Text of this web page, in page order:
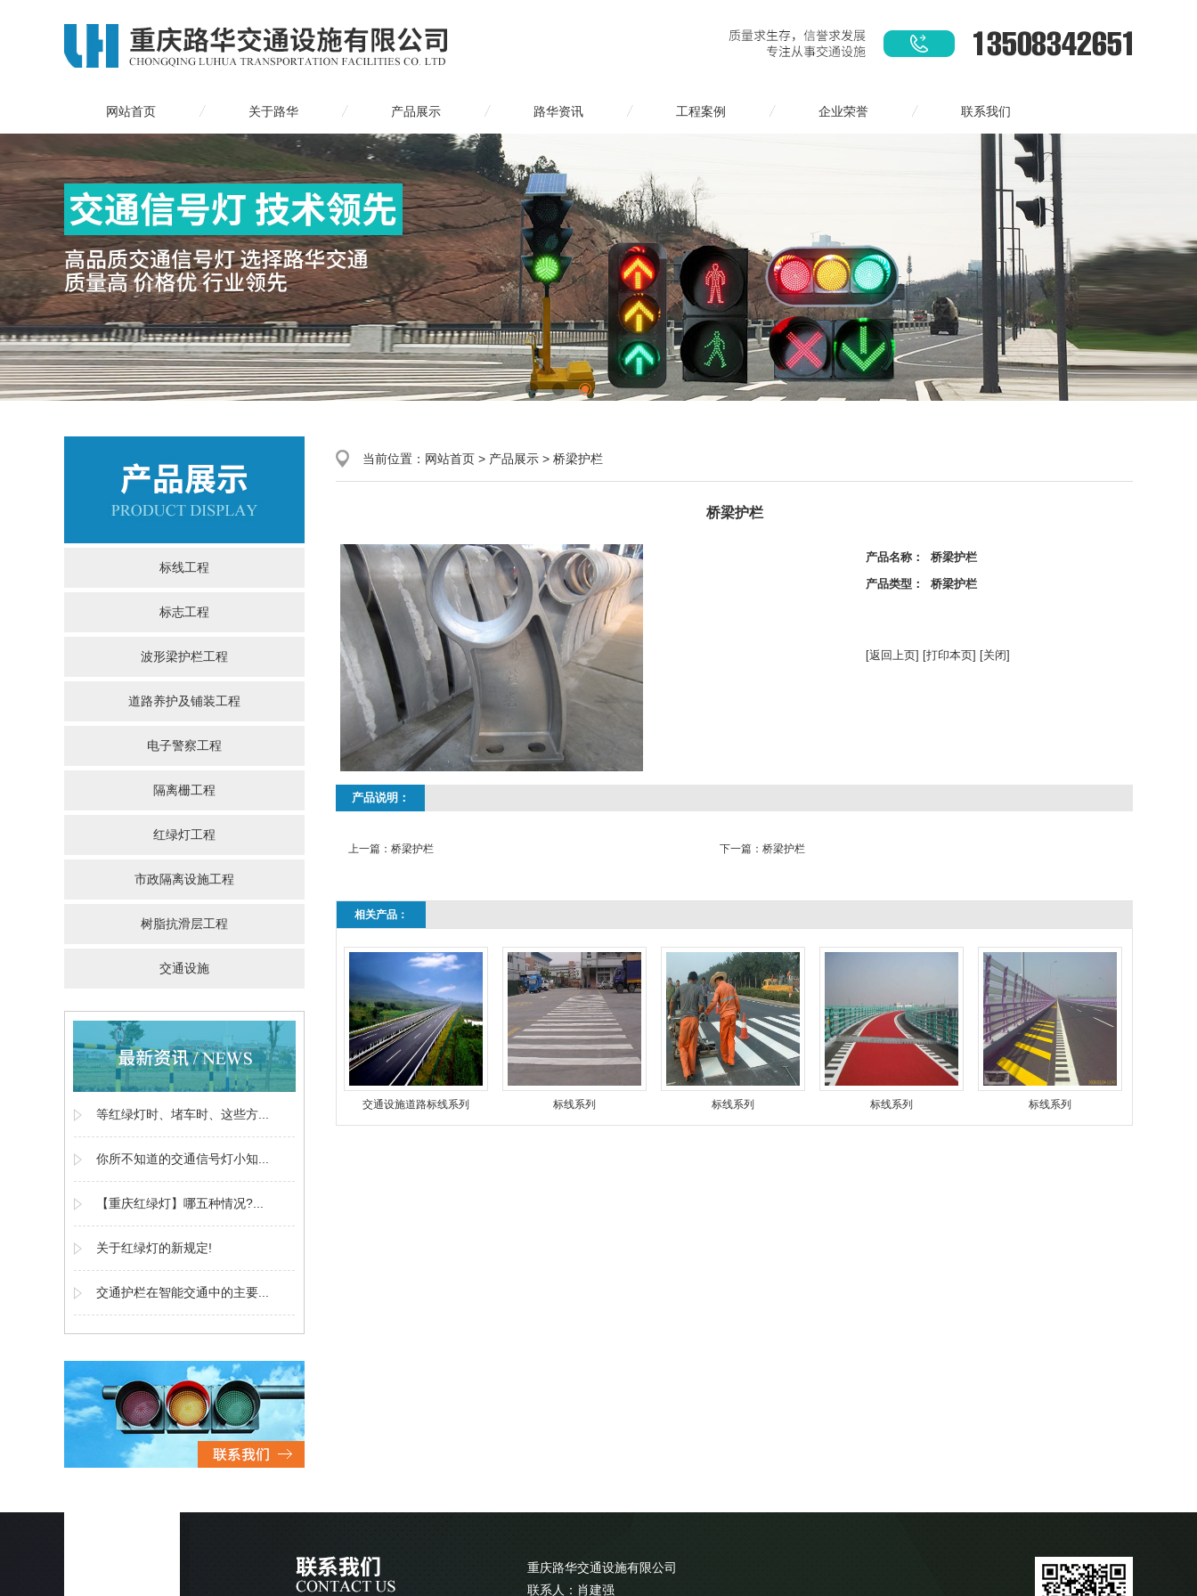
网站首页 关于路华 产品展示 路华资讯 工程案例 企业荣誉 联系我们
标线工程
标志工程
波形梁护栏工程
道路养护及铺装工程
电子警察工程
隔离栅工程
红绿灯工程
市政隔离设施工程
树脂抗滑层工程
交通设施
等红绿灯时、堵车时、这些方...
你所不知道的交通信号灯小知...
【重庆红绿灯】哪五种情况?...
关于红绿灯的新规定!
交通护栏在智能交通中的主要...
当前位置： 网站首页 > 产品展示 > 桥梁护栏
桥梁护栏
产品名称： 桥梁护栏
产品类型： 桥梁护栏
[返回上页] [打印本页] [关闭]
产品说明：
上一篇： 桥梁护栏 下一篇： 桥梁护栏
相关产品：
交通设施道路标线系列 标线系列 标线系列 标线系列 标线系列
重庆路华交通设施有限公司
联系人：肖建强